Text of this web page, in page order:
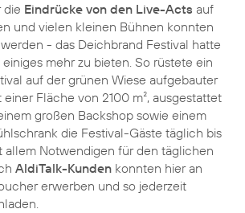
die Eindrücke von den Live-Acts auf
und vielen kleinen Bühnen konnten
- das Deichbrand Festival hatte
mehr zu bieten. So rüstete ein
auf der grünen Wiese aufgebauter
einer Fläche von 2100 m², ausgestattet
großen Backshop sowie einem
die Festival-Gäste täglich bis
allem Notwendigen für den täglichen
AldiTalk-Kunden konnten hier an
erwerben und so jederzeit